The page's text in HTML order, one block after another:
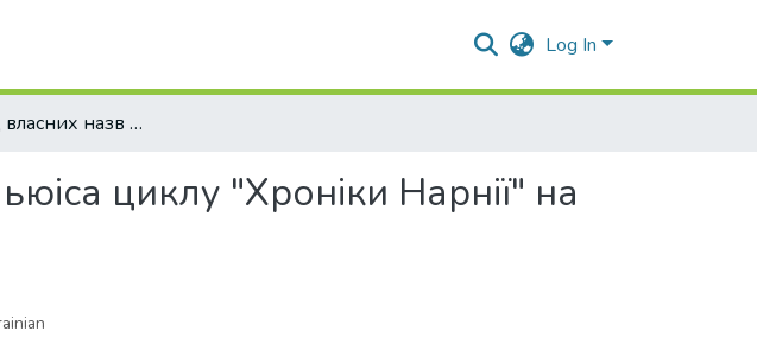
Log In
Переклад власних назв у повістях К. Льюіса циклу "Хроніки Нарнії" на російську та українську мову
циклу "Хроніки Нарнії" на